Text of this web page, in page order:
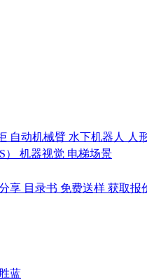
自动机械臂 水下机器人
人
机器视觉 电梯场景
享 目录书 免费送样 获取报
蓝